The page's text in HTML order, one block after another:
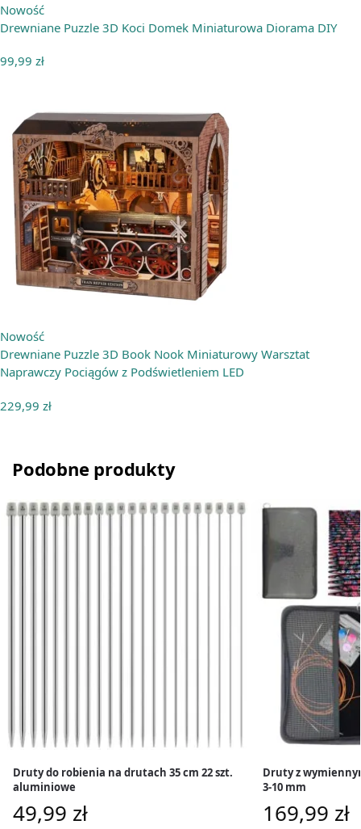
Nowość
Drewniane Puzzle 3D Koci Domek Miniaturowa Diorama DIY
99,99 zł
Nowość
Drewniane Puzzle 3D Book Nook Miniaturowy Warsztat
Naprawczy Pociągów z Podświetleniem LED
229,99 zł
Podobne produkty
Druty do robienia na drutach 35 cm 22 szt.
aluminiowe
49,99 zł
Druty z
3-10 mm
169,99 zł